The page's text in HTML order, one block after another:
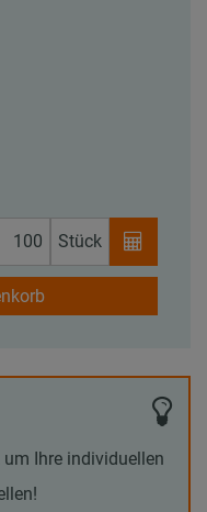
Stück
Ihre individuellen